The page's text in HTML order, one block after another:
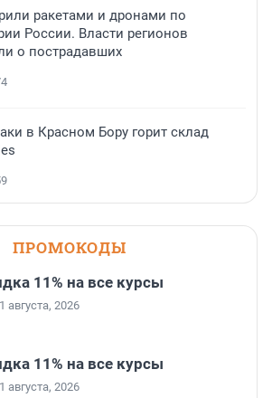
ракетами и дронами по
России. Власти регионов
о пострадавших
в Красном Бору горит склад
ПРОМОКОДЫ
11% на все курсы
августа, 2026
11% на все курсы
августа, 2026